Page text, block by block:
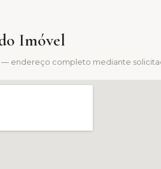
Imóvel
— endereço completo mediante